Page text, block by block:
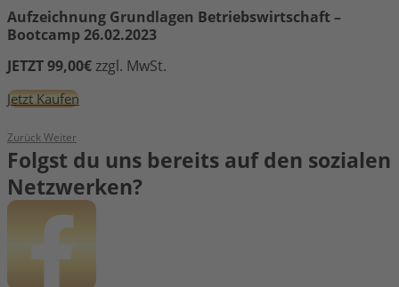
Aufzeichnung Grundlagen Betriebswirtschaft –
Bootcamp 26.02.2023
JETZT 99,00€zzgl. MwSt.
Jetzt Kaufen
ZurückWeiter
Folgst du uns bereits auf den sozialen
Netzwerken?